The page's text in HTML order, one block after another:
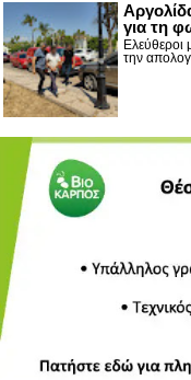
για τη
Ελεύθεροι
την